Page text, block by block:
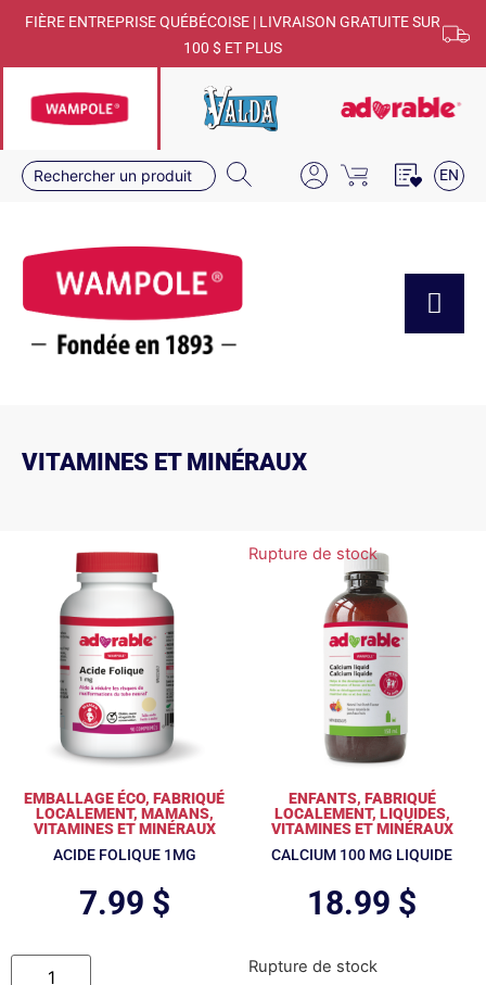
FIÈRE ENTREPRISE QUÉBÉCOISE | LIVRAISON GRATUITE SUR
100 $ ET PLUS
EN
VITAMINES ET MINÉRAUX
EMBALLAGE ÉCO, FABRIQUÉ
LOCALEMENT, MAMANS,
VITAMINES ET MINÉRAUX
ACIDE FOLIQUE 1MG
7.99 $
Rupture de stock
ENFANTS, FABRIQUÉ
LOCALEMENT, LIQUIDES,
VITAMINES ET MINÉRAUX
CALCIUM 100 MG LIQUIDE
18.99 $
Rupture de stock